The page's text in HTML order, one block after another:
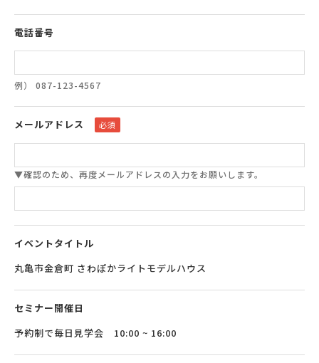
電話番号
例） 087-123-4567
メールアドレス 必須
▼確認のため、再度メールアドレスの入力をお願いします。
イベントタイトル
丸亀市金倉町 さわぽかライトモデルハウス
セミナー開催日
予約制で毎日見学会 10:00 ~ 16:00